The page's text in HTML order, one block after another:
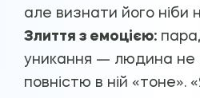
але визнати його ніби
Злиття з емоцією:
уникання — людина не
повністю в ній «тоне».